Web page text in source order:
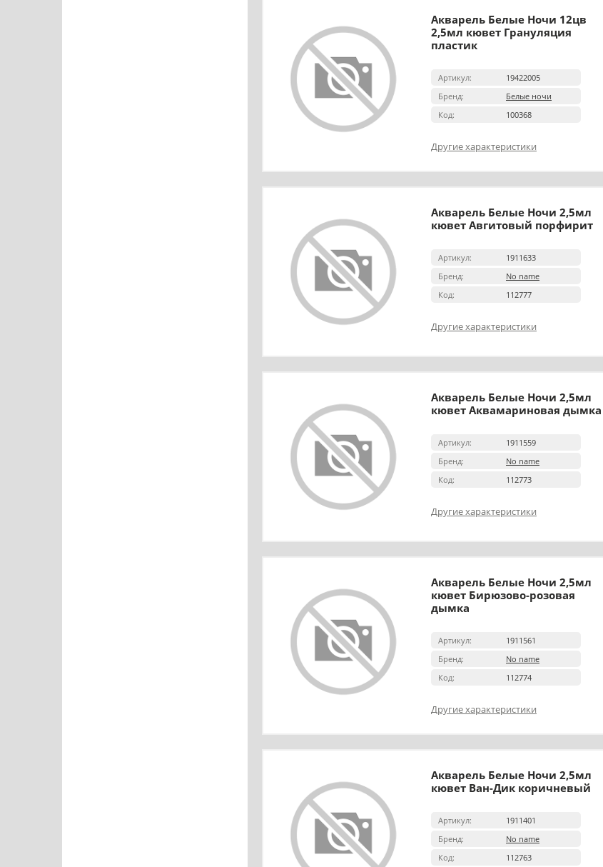
Акварель Белые Ночи 12цв
2,5мл кювет Грануляция
пластик
Артикул:
19422005
Бренд:
Белые ночи
Код:
100368
Другие характеристики
Акварель Белые Ночи 2,5мл
кювет Авгитовый порфирит
Артикул:
1911633
Бренд:
No name
Код:
112777
Другие характеристики
Акварель Белые Ночи 2,5мл
кювет Аквамариновая дымка
Артикул:
1911559
Бренд:
No name
Код:
112773
Другие характеристики
Акварель Белые Ночи 2,5мл
кювет Бирюзово-розовая
дымка
Артикул:
1911561
Бренд:
No name
Код:
112774
Другие характеристики
Акварель Белые Ночи 2,5мл
кювет Ван-Дик коричневый
Артикул:
1911401
Бренд:
No name
Код:
112763